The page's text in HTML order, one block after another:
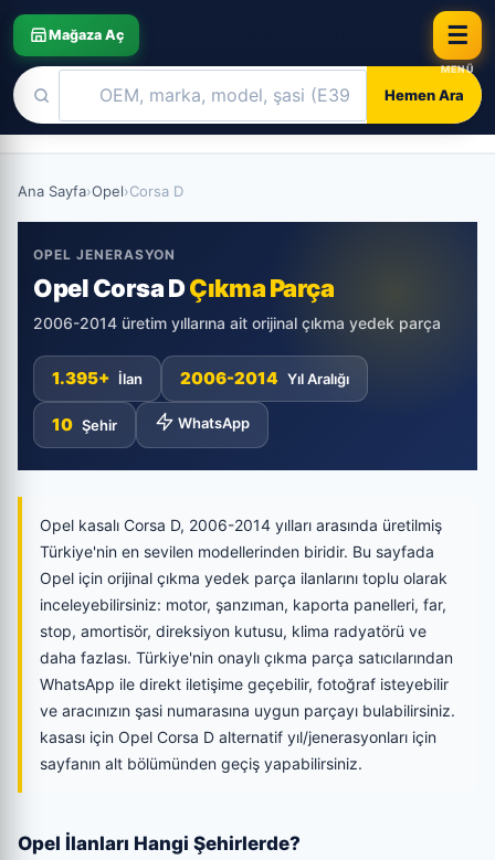
Mağaza Aç
Hemen Ara
☰
Ana Sayfa›Opel›Corsa D
OPEL JENERASYON
Opel Corsa DÇıkma Parça
2006-2014 üretim yıllarına ait orijinal çıkma yedek parça
1.395+ İlan 2006-2014 Yıl Aralığı
10 Şehir WhatsApp
Opel kasalı Corsa D, 2006-2014 yılları arasında üretilmiş
Türkiye'nin en sevilen modellerinden biridir. Bu sayfada
Opel için orijinal çıkma yedek parça ilanlarını toplu olarak
inceleyebilirsiniz: motor, şanzıman, kaporta panelleri, far,
stop, amortisör, direksiyon kutusu, klima radyatörü ve
daha fazlası. Türkiye'nin onaylı çıkma parça satıcılarından
WhatsApp ile direkt iletişime geçebilir, fotoğraf isteyebilir
ve aracınızın şasi numarasına uygun parçayı bulabilirsiniz.
kasası için Opel Corsa D alternatif yıl/jenerasyonları için
sayfanın alt bölümünden geçiş yapabilirsiniz.
Opel İlanları Hangi Şehirlerde?